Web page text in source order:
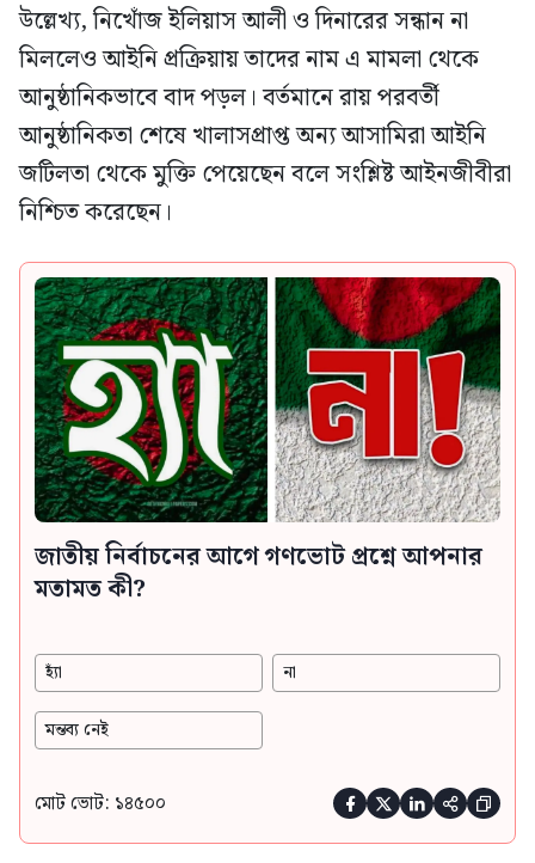
উল্লেখ্য, নিখোঁজ ইলিয়াস আলী ও দিনারের সন্ধান না
মিললেও আইনি প্রক্রিয়ায় তাদের নাম এ মামলা থেকে
আনুষ্ঠানিকভাবে বাদ পড়ল। বর্তমানে রায় পরবর্তী
আনুষ্ঠানিকতা শেষে খালাসপ্রাপ্ত অন্য আসামিরা আইনি
জটিলতা থেকে মুক্তি পেয়েছেন বলে সংশ্লিষ্ট আইনজীবীরা
নিশ্চিত করেছেন।
জাতীয় নির্বাচনের আগে গণভোট প্রশ্নে আপনার
মতামত কী?
হ্যাঁ না
মন্তব্য নেই
মোট ভোট: ১৪৫০০     